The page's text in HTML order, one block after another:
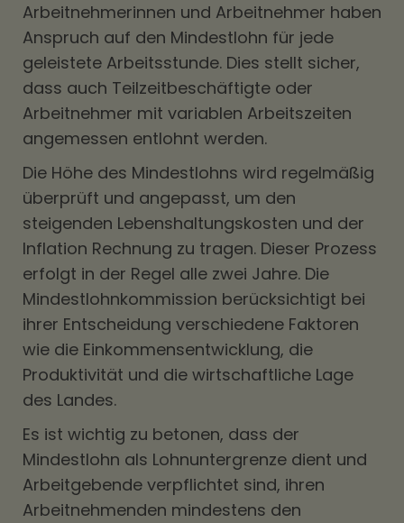
Arbeitnehmerinnen und Arbeitnehmer haben
Anspruch auf den Mindestlohn für jede
geleistete Arbeitsstunde. Dies stellt sicher,
dass auch Teilzeitbeschäftigte oder
Arbeitnehmer mit variablen Arbeitszeiten
angemessen entlohnt werden.
Die Höhe des Mindestlohns wird regelmäßig
überprüft und angepasst, um den
steigenden Lebenshaltungskosten und der
Inflation Rechnung zu tragen. Dieser Prozess
erfolgt in der Regel alle zwei Jahre. Die
Mindestlohnkommission berücksichtigt bei
ihrer Entscheidung verschiedene Faktoren
wie die Einkommensentwicklung, die
Produktivität und die wirtschaftliche Lage
des Landes.
Es ist wichtig zu betonen, dass der
Mindestlohn als Lohnuntergrenze dient und
Arbeitgebende verpflichtet sind, ihren
Arbeitnehmenden mindestens den